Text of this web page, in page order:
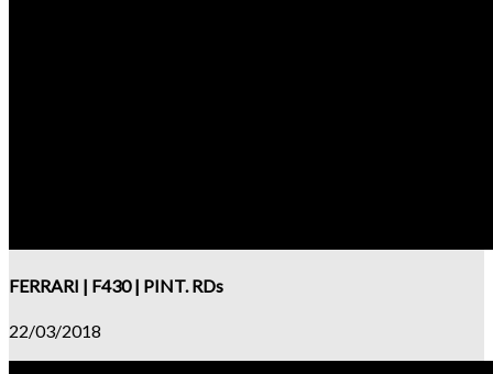
FERRARI | F430 | PINT. RDs
22/03/2018